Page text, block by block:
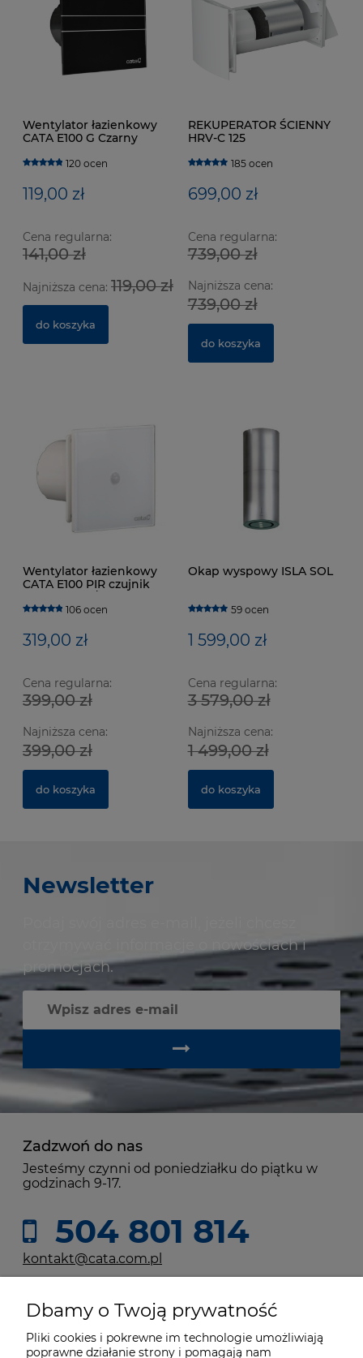
Wentylator łazienkowy
CATA E100 G Czarny
120 ocen
119,00 zł
Cena regularna:
141,00 zł
Najniższa cena: 119,00 zł
do koszyka
REKUPERATOR ŚCIENNY
HRV-C 125
185 ocen
699,00 zł
Cena regularna:
739,00 zł
Najniższa cena:
739,00 zł
do koszyka
Wentylator łazienkowy
CATA E100 PIR czujnik
106 ocen
319,00 zł
Cena regularna:
399,00 zł
Najniższa cena:
399,00 zł
do koszyka
Okap wyspowy ISLA SOL
59 ocen
1 599,00 zł
Cena regularna:
3 579,00 zł
Najniższa cena:
1 499,00 zł
do koszyka
czujnikiem wilgotności
364,00 zł
Newsletter
otrzymywać informacje o nowościach i
promocjach.
Zadzwoń do nas
Jesteśmy czynni od poniedziałku do piątku w
godzinach 9-17.
504 801 814
kontakt@cata.com.pl
Moje konto
Dbamy o Twoją prywatność
Pliki cookies i pokrewne im technologie umożliwiają
poprawne działanie strony i pomagają nam